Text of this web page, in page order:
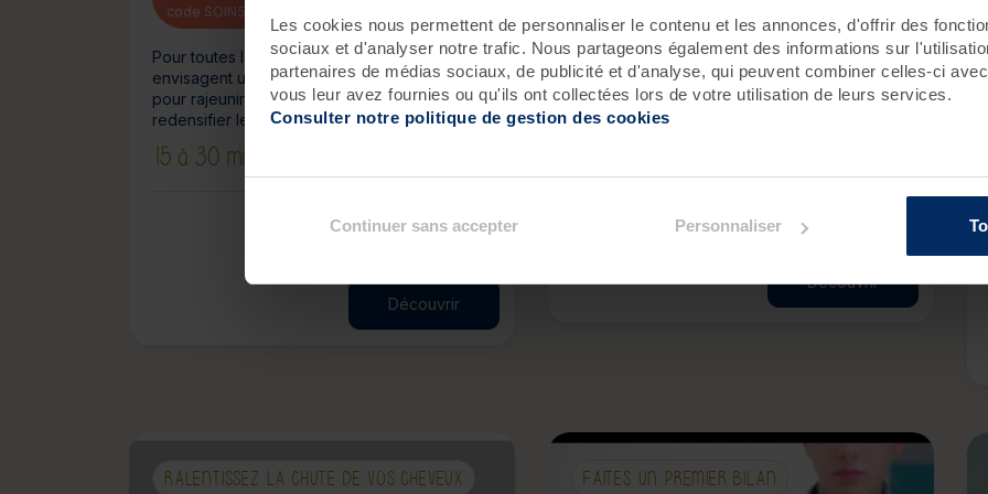
Les cookies nous permettent de personnaliser le contenu et les annonces, d'offrir des
sociaux et d'analyser notre trafic. Nous partageons également des informations sur
partenaires de médias sociaux, de publicité et d'analyse, qui peuvent combiner celles-ci
vous leur avez fournies ou qu'ils ont collectées lors de votre utilisation de leurs services.
Consulter notre politique de gestion des cookies
Continuer sans accepter Personnaliser
code SOIN50
Pour toutes les femmes et les hommes qui
envisagent un acte de médecine esthétique
pour rajeunir, lisser leurs rides ou repulper et
redensifier leur visage.
15 à 30 minutes
Uniquement à Roscoff
50 €
Découvrir
Pour les femmes et les hommes qui veulent
améliorer la tonicité et l’élasticité de leur peau,
hydrater et lisser leurs rides ou lutter contre
les effets du tabac ou du soleil.
Uniquement à Roscoff
Découvrir
RALENTISSEZ LA CHUTE DE VOS CHEVEUX FAITES UN PREMIER BILAN